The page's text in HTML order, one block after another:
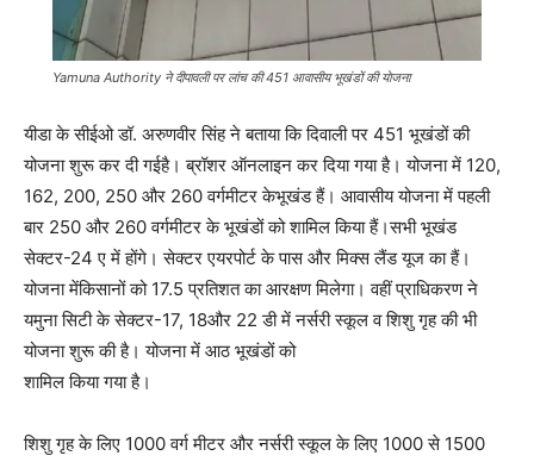
Yamuna Authority ने दीपावली पर लांच की 451 आवासीय भूखंडों की याेजना
यीडा के सीईओ डॉ. अरुणवीर सिंह ने बताया कि दिवाली पर 451 भूखंडों की
योजना शुरू कर दी गईहै। ब्रॉशर ऑनलाइन कर दिया गया है। योजना में 120,
162, 200, 250 और 260 वर्गमीटर केभूखंड हैं। आवासीय योजना में पहली
बार 250 और 260 वर्गमीटर के भूखंडों को शामिल किया हैं।सभी भूखंड
सेक्टर-24 ए में होंगे। सेक्टर एयरपोर्ट के पास और मिक्स लैंड यूज का हैं।
योजना मेंकिसानों को 17.5 प्रतिशत का आरक्षण मिलेगा। वहीं प्राधिकरण ने
यमुना सिटी के सेक्टर-17, 18और 22 डी में नर्सरी स्कूल व शिशु गृह की भी
योजना शुरू की है। योजना में आठ भूखंडों को
शामिल किया गया है।
शिशु गृह के लिए 1000 वर्ग मीटर और नर्सरी स्कूल के लिए 1000 से 1500